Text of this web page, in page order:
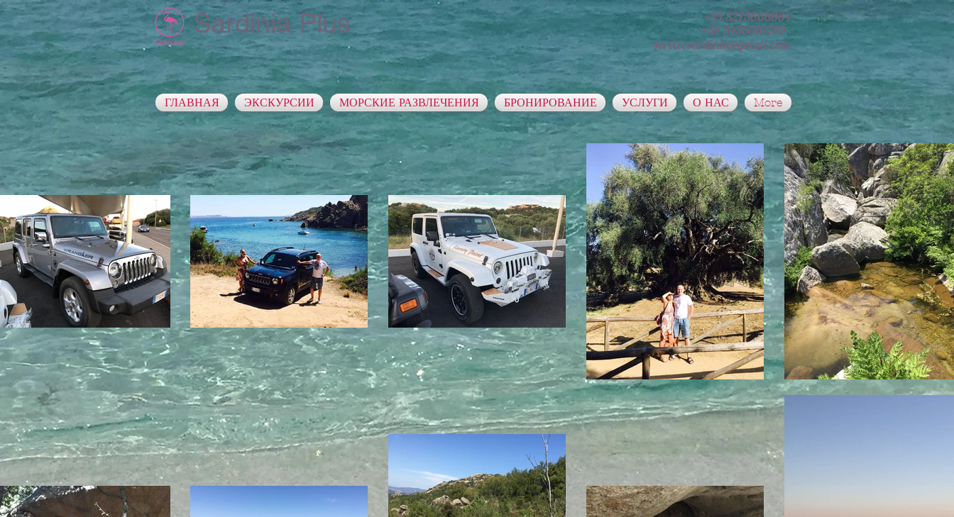
Sardinia Plus
+39 3273668084
+39 3456010789
servicesardinia@gmail.com
ГЛАВНАЯ ЭКСКУРСИИ МОРСКИЕ РАЗВЛЕЧЕНИЯ БРОНИРОВАНИЕ УСЛУГИ О НАС More